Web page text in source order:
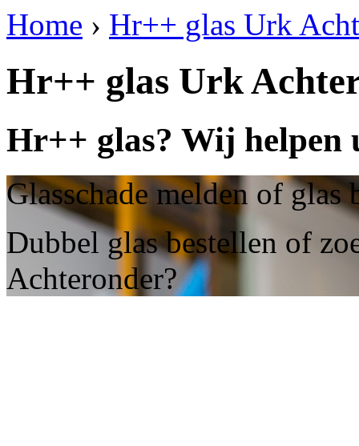
Home › Hr++ glas Urk
Hr++ glas Urk
Hr++ glas? Wij
Glasschade melden of
Dubbel glas bestellen of
Achteronder?